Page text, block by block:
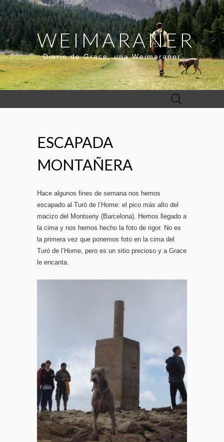
WEIMARANER
Diario de Grace, una Weimaraner
Buscar:
ESCAPADA
MONTAÑERA
Hace algunos fines de semana nos hemos
escapado al Turó de l’Home: el pico más alto del
macizo del Montseny (Barcelona). Hemos llegado a
la cima y nos hemos hecho la foto de rigor. No es
la primera vez que ponemos foto en la cima del
Turó de l’Home, pero es un sitio precioso y a Grace
le encanta.